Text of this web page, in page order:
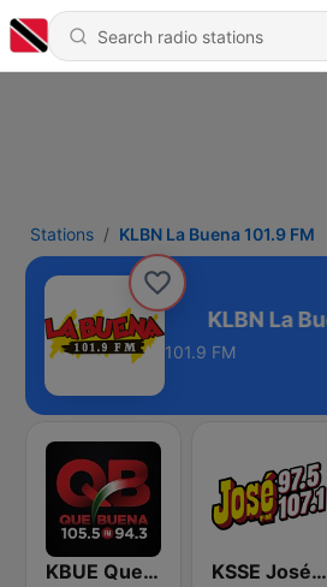
Stations KLBN La Buena 101.9 FM
101.9 FM
101.9 FM
KBUE Que Buena 105.5 / 94.3 FM (US Only) KSSE José 97.5 y 107.1